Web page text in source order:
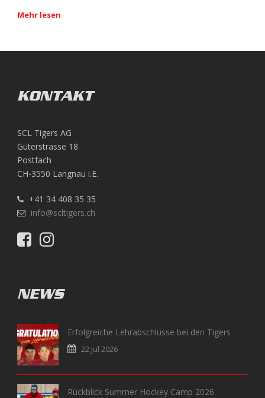
Mehr lesen
KONTAKT
SCL Tigers AG
Güterstrasse 18
Postfach
CH-3550 Langnau i.E.
+41 34 408 35 35
info@scltigers.ch
NEWS
Erfolgreiche Lehrabschlüsse bei den Tigers
22 Jul 2026
Rückblick Summer Hockey Camp 2026